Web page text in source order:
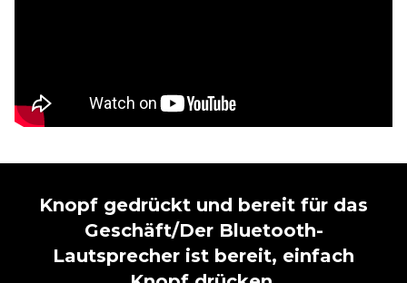
Knopf gedrückt und bereit für das
Geschäft/Der Bluetooth-
Lautsprecher ist bereit, einfach